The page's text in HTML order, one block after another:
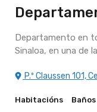
Departamento en
Sinaloa, en una de
P.º Claussen 101,
Habitacións Baños